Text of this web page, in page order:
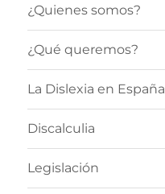
¿Quienes somos?
¿Qué queremos?
La Dislexia en España
Discalculia
Legislación